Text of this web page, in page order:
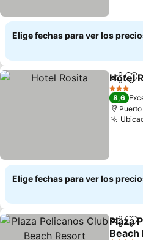
Elige fechas para ver los
Hotel
3 Estrellas
8,6
Elige fechas para ver los
Plaza
Beach